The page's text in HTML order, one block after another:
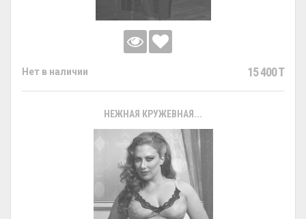
Нет в наличии 15 400 T
НЕЖНАЯ КРУЖЕВНАЯ...